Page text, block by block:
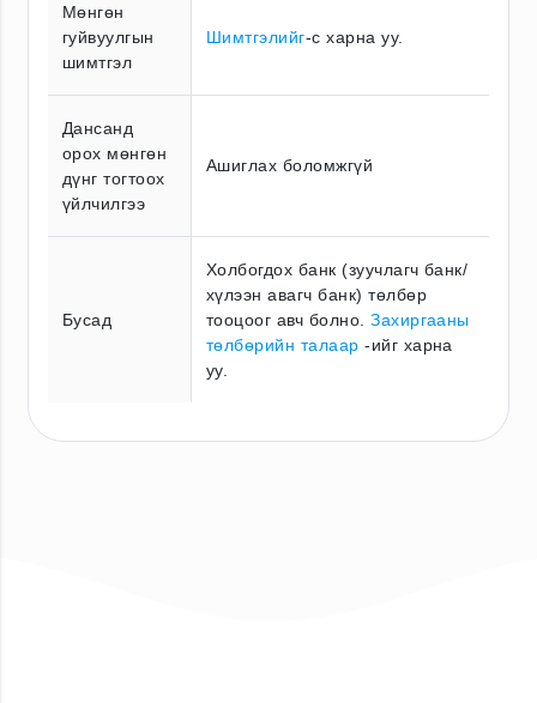
Мөнгөн
гуйвуулгын
шимтгэл
Шимтгэлийг-с харна уу.
Дансанд
орох мөнгөн
дүнг тогтоох
үйлчилгээ
Ашиглах боломжгүй
Бусад
Холбогдох банк (зуучлагч банк/
хүлээн авагч банк) төлбөр
тооцоог авч болно.Захиргааны
төлбөрийн талаар -ийг харна
уу.